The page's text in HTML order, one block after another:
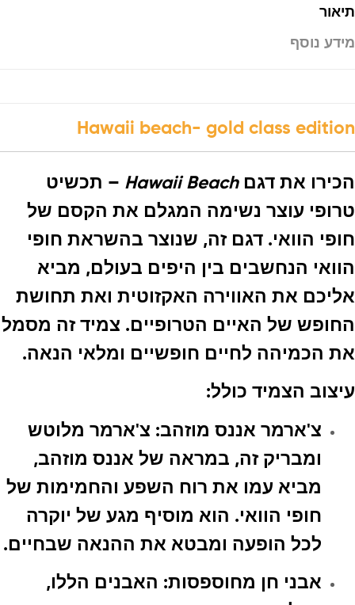
תיאור
מידע נוסף
Hawaii beach- gold class edition
הכירו את דגםHawaii Beach – תכשיט
טרופי עוצר נשימה המגלם את הקסם של
חופי הוואי. דגם זה, שנוצר בהשראת חופי
הוואי הנחשבים בין היפים בעולם, מביא
אליכם את האווירה האקזוטית ואת תחושת
החופש של האיים הטרופיים. צמיד זה מסמל
את הכמיהה לחיים חופשיים ומלאי הנאה.
עיצוב הצמיד כולל:
צ'ארמר אננס מוזהב: צ'ארמר מלוטש
ומבריק זה, במראה של אננס מוזהב,
מביא עמו את רוח השפע והחמימות של
חופי הוואי. הוא מוסיף מגע של יוקרה
לכל הופעה ומבטא את ההנאה שבחיים.
אבני חן מחוספסות: האבנים הללו,